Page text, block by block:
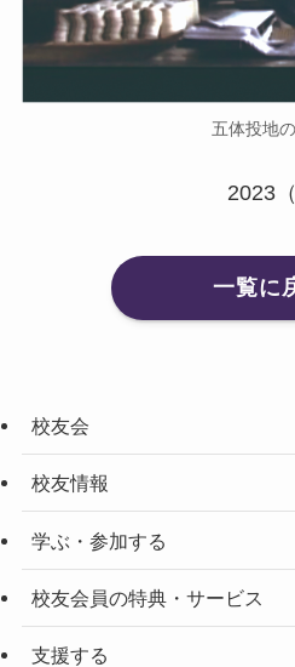
五体投地
2023
一覧に
校友会
校友情報
学ぶ・参加する
校友会員の特典・サービス
支援する